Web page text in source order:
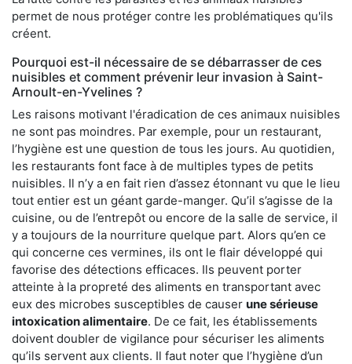
permet de nous protéger contre les problématiques qu'ils
créent.
Pourquoi est-il nécessaire de se débarrasser de ces
nuisibles et comment prévenir leur invasion à Saint-
Arnoult-en-Yvelines ?
Les raisons motivant l'éradication de ces animaux nuisibles
ne sont pas moindres. Par exemple, pour un restaurant,
l’hygiène est une question de tous les jours. Au quotidien,
les restaurants font face à de multiples types de petits
nuisibles. Il n’y a en fait rien d’assez étonnant vu que le lieu
tout entier est un géant garde-manger. Qu’il s’agisse de la
cuisine, ou de l’entrepôt ou encore de la salle de service, il
y a toujours de la nourriture quelque part. Alors qu’en ce
qui concerne ces vermines, ils ont le flair développé qui
favorise des détections efficaces. Ils peuvent porter
atteinte à la propreté des aliments en transportant avec
eux des microbes susceptibles de causer une sérieuse
intoxication alimentaire. De ce fait, les établissements
doivent doubler de vigilance pour sécuriser les aliments
qu’ils servent aux clients. Il faut noter que l’hygiène d’un